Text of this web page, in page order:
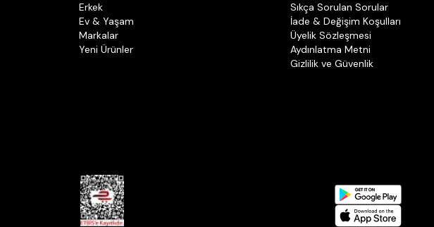
Erkek
Ev & Yaşam
Markalar
Yeni Ürünler
Sıkça Sorulan Sorular
İade & Değişim Koşulları
Üyelik Sözleşmesi
Aydınlatma Metni
Gizlilik ve Güvenlik